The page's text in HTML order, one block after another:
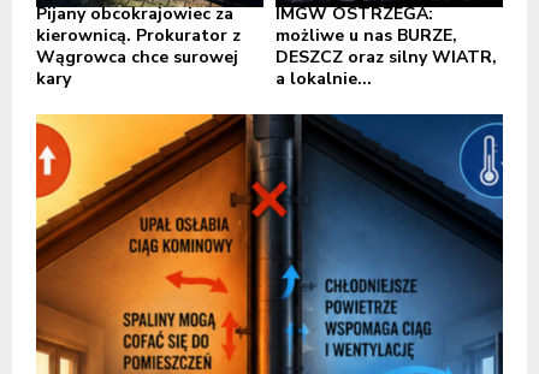
Pijany obcokrajowiec za
kierownicą. Prokurator z
Wągrowca chce surowej
kary
IMGW OSTRZEGA:
możliwe u nas BURZE,
DESZCZ oraz silny WIATR,
a lokalnie...